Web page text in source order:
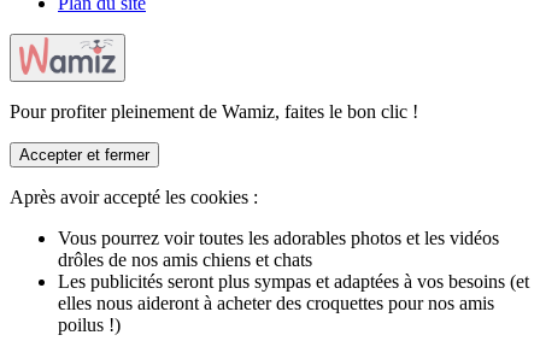
Pour profiter pleinement de Wamiz, faites le bon clic !
Accepter et fermer
Après avoir accepté les cookies :
Vous pourrez voir toutes les adorables photos et les vidéos
drôles de nos amis chiens et chats
Les publicités seront plus sympas et adaptées à vos besoins (et
elles nous aideront à acheter des croquettes pour nos amis
poilus !)